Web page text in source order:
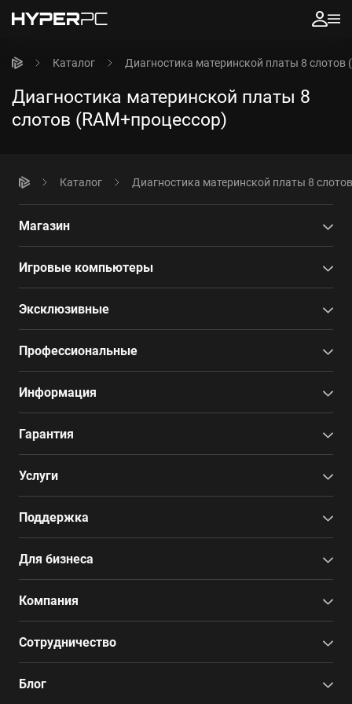
Каталог Диагностика материнской платы 8 слотов
Диагностика материнской платы 8
слотов (RAM+процессор)
Каталог Диагностика материнской платы 8
Магазин
Игровые компьютеры
Эксклюзивные
Профессиональные
Информация
Гарантия
Услуги
Поддержка
Для бизнеса
Компания
Сотрудничество
Блог